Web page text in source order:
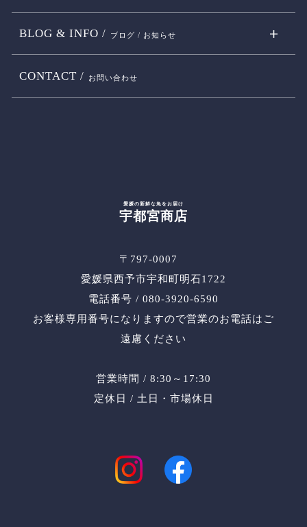
愛媛の新鮮な魚をお届け
宇都宮商店
〒797-0007
愛媛県西予市宇和町明石1722
電話番号 / 080-3920-6590
お客様専用番号になりますので営業のお電話はご
遠慮ください
営業時間 / 8:30～17:30
定休日 / 土日・市場休日
BLOG & INFO / ブログ / お知らせ
CONTACT / お問い合わせ